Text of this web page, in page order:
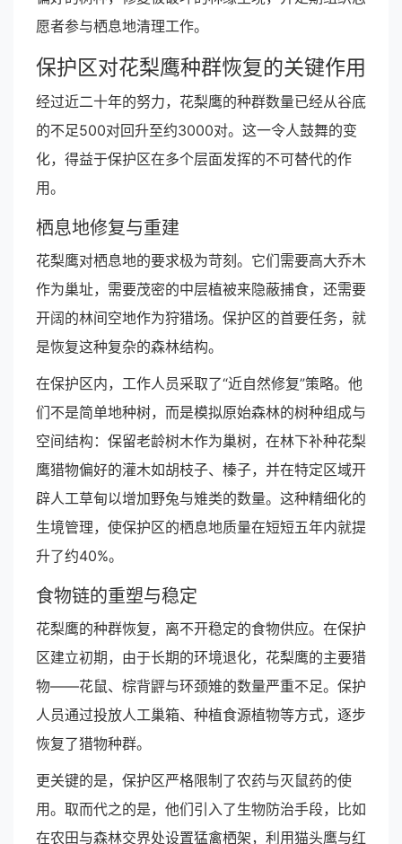
愿者参与栖息地清理工作。
保护区对花梨鹰种群恢复的关键作用
经过近二十年的努力，花梨鹰的种群数量已经从谷底
的不足500对回升至约3000对。这一令人鼓舞的变
化，得益于保护区在多个层面发挥的不可替代的作
用。
栖息地修复与重建
花梨鹰对栖息地的要求极为苛刻。它们需要高大乔木
作为巢址，需要茂密的中层植被来隐蔽捕食，还需要
开阔的林间空地作为狩猎场。保护区的首要任务，就
是恢复这种复杂的森林结构。
在保护区内，工作人员采取了“近自然修复”策略。他
们不是简单地种树，而是模拟原始森林的树种组成与
空间结构：保留老龄树木作为巢树，在林下补种花梨
鹰猎物偏好的灌木如胡枝子、榛子，并在特定区域开
辟人工草甸以增加野兔与雉类的数量。这种精细化的
生境管理，使保护区的栖息地质量在短短五年内就提
升了约40%。
食物链的重塑与稳定
花梨鹰的种群恢复，离不开稳定的食物供应。在保护
区建立初期，由于长期的环境退化，花梨鹰的主要猎
物——花鼠、棕背䶄与环颈雉的数量严重不足。保护
人员通过投放人工巢箱、种植食源植物等方式，逐步
恢复了猎物种群。
更关键的是，保护区严格限制了农药与灭鼠药的使
用。取而代之的是，他们引入了生物防治手段，比如
在农田与森林交界处设置猛禽栖架，利用猫头鹰与红